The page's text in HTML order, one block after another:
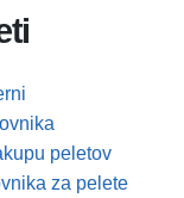
peletov
za pelete